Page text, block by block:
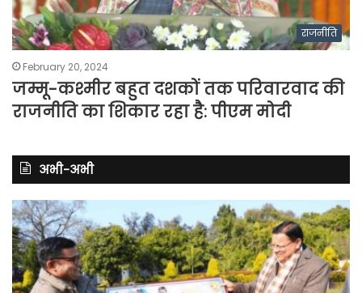
राजनीति
February 20, 2024
जम्मू-कश्मीर बहुत दशकों तक परिवारवाद की
राजनीति का शिकार रहा है: पीएम मोदी
अभी-अभी